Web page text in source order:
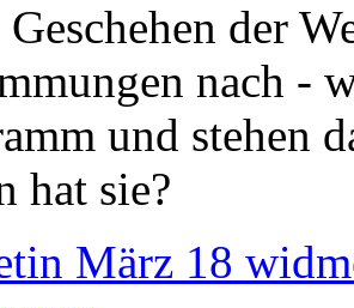
der
nach -
und stehen
hat sie?
März 18